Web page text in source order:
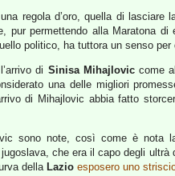
regola d’oro, quella di
pur permettendo alla Maratona
politico, ha tuttora un senso
di Sinisa Mihajloviccome
una delle migliori
di Mihajlovic abbia fatto
sono note, così come è
che era il capo degli ultrà
della Lazio esposero uno